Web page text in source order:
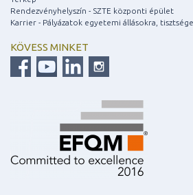
Rendezvényhelyszín - SZTE központi épület
Karrier - Pályázatok egyetemi állásokra,
KÖVESS MINKET